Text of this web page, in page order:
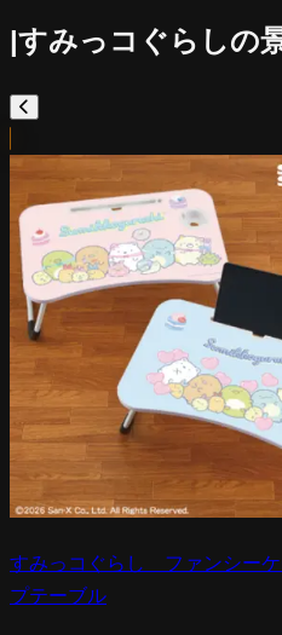
|すみっコぐらしの
すみっコぐらし ファンシー
プテーブル